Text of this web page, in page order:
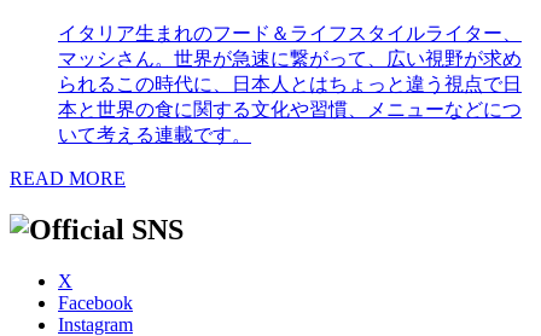
イタリア生まれのフード＆ライフスタイルライター、
マッシさん。世界が急速に繋がって、広い視野が求め
られるこの時代に、日本人とはちょっと違う視点で日
本と世界の食に関する文化や習慣、メニューなどにつ
いて考える連載です。
READ MORE
X
Facebook
Instagram